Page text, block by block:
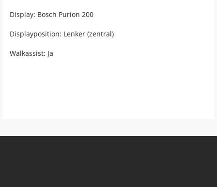
Display: Bosch Purion 200
Displayposition: Lenker (zentral)
Walkassist: Ja